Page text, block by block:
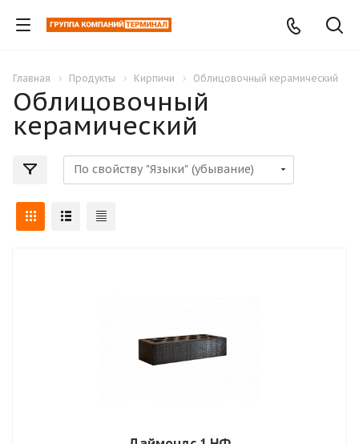
Главная Продукты Кирпичи Облицовочный керамический
Облицовочный
керамический